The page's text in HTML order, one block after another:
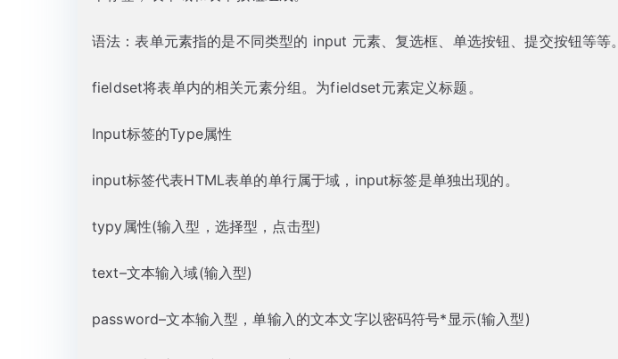
语法：表单元素指的是不同类型的 input 元素、复选框、单选按钮、提交按钮等等。
fieldset将表单内的相关元素分组。为fieldset元素定义标题。
Input标签的Type属性
input标签代表HTML表单的单行属于域，input标签是单独出现的。
typy属性(输入型，选择型，点击型)
text–文本输入域(输入型)
password–文本输入型，单输入的文本文字以密码符号*显示(输入型)